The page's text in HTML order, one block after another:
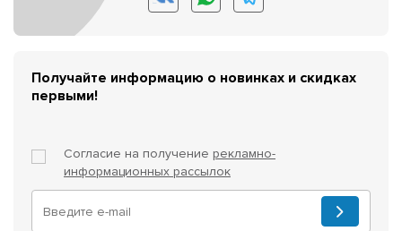
Получайте информацию о новинках и скидках
первыми!
Согласие на получение рекламно-
информационных рассылок